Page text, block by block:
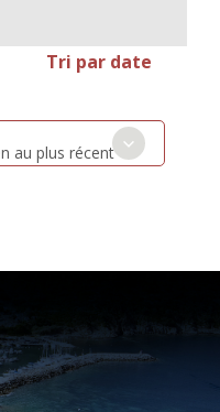
Tri par date
au plus récent